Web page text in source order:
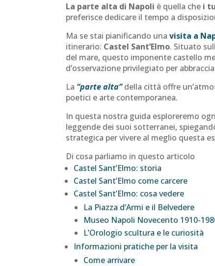
La parte alta di Napoli è quella che i
preferisce dedicare il tempo a
Ma se stai pianificando unavisita a
itinerario: Castel Sant’Elmo. Situato
del mare, questo imponente castello
d’osservazione privilegiato per
La “parte alta”della città offre
poetici e arte contemporanea.
In questa nostra guida esploreremo
leggende dei suoi sotterranei,
strategica per vivere al meglio questa
Di cosa parliamo in questo articolo
Castel Sant’Elmo: storia
Castel Sant’Elmo come carcere
Castel Sant’Elmo: cosa vedere
La Piazza d’Armi e il Belvedere
Museo Napoli Novecento 1910-
L’Orologio scultura e le curiosità
Informazioni pratiche per la visita
Come arrivare